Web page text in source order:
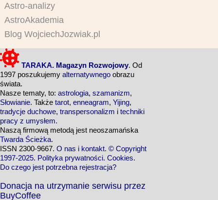
Astro-analizy
AstroAkademia
Blog WojciechJozwiak.pl
TARAKA. Magazyn Rozwojowy. Od
1997 poszukujemy alternatywnego obrazu
świata.
Nasze tematy, to: astrologia, szamanizm,
Słowianie. Także tarot, enneagram, Yijing,
tradycje duchowe, transpersonalizm i techniki
pracy z umysłem.
Naszą firmową metodą jest neoszamańska
Twarda Ścieżka.
ISSN 2300-9667. O nas i kontakt. © Copyright
1997-2025. Polityka prywatności. Cookies.
Do czego jest potrzebna rejestracja?
Donacja na utrzymanie serwisu przez
BuyCoffee